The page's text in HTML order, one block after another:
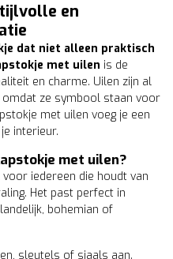
en
dat niet alleen praktisch
met uilen is de
en charme. Uilen zijn al
ze symbool staan voor
met uilen voeg je een
interieur.
met uilen?
iedereen die houdt van
Het past perfect in
bohemian of
sleutels of sjaals aan.